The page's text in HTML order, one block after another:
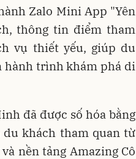
Zalo Mini App "Yên
thông tin điểm tham
vụ thiết yếu, giúp du
hành trình khám phá di
đã được số hóa bằng
du khách tham quan từ
nền tảng Amazing Cô